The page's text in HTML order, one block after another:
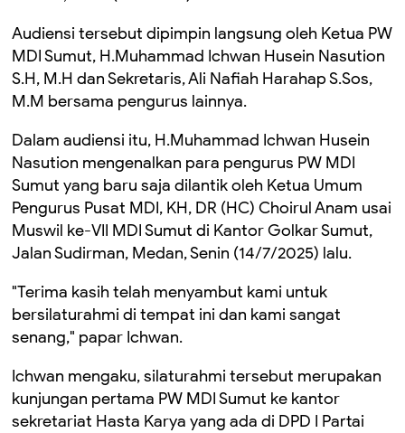
Audiensi tersebut dipimpin langsung oleh Ketua PW
MDI Sumut, H.Muhammad Ichwan Husein Nasution
S.H, M.H dan Sekretaris, Ali Nafiah Harahap S.Sos,
M.M bersama pengurus lainnya.
Dalam audiensi itu, H.Muhammad Ichwan Husein
Nasution mengenalkan para pengurus PW MDI
Sumut yang baru saja dilantik oleh Ketua Umum
Pengurus Pusat MDI, KH, DR (HC) Choirul Anam usai
Muswil ke-VII MDI Sumut di Kantor Golkar Sumut,
Jalan Sudirman, Medan, Senin (14/7/2025) lalu.
"Terima kasih telah menyambut kami untuk
bersilaturahmi di tempat ini dan kami sangat
senang," papar Ichwan.
Ichwan mengaku, silaturahmi tersebut merupakan
kunjungan pertama PW MDI Sumut ke kantor
sekretariat Hasta Karya yang ada di DPD I Partai